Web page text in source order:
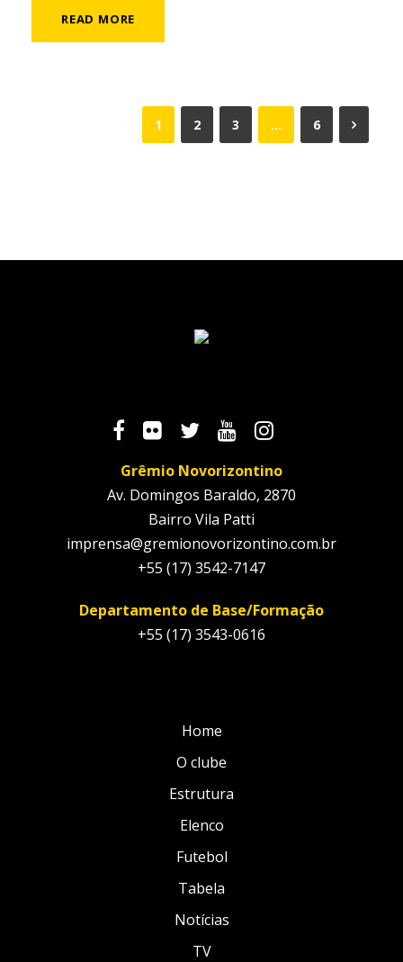
READ MORE
1 2 3 … 6
Grêmio Novorizontino
Av. Domingos Baraldo, 2870
Bairro Vila Patti
imprensa@gremionovorizontino.com.br
+55 (17) 3542-7147
Departamento de Base/Formação
+55 (17) 3543-0616
Home
O clube
Estrutura
Elenco
Futebol
Tabela
Notícias
TV